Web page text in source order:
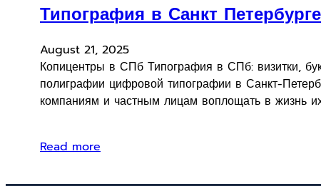
Типография в Санкт Петербурге
August 21, 2025
Копицентры в СПб Типография в СПб: визитки,
полиграфии цифровой типографии в Санкт-
компаниям и частным лицам воплощать в жизнь
Read more